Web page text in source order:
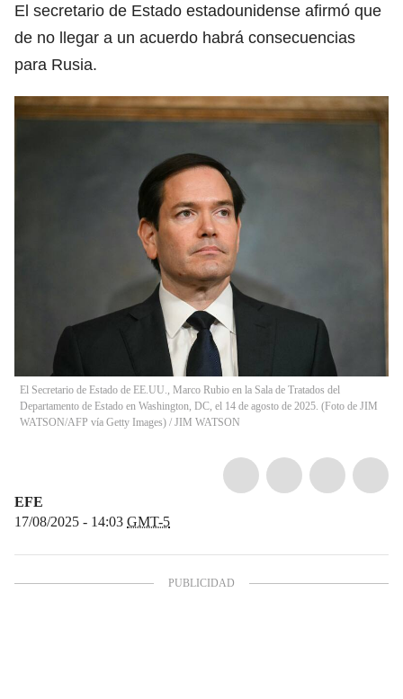
El secretario de Estado estadounidense afirmó que
de no llegar a un acuerdo habrá consecuencias
para Rusia.
El Secretario de Estado de EE.UU., Marco Rubio en la Sala de Tratados del
Departamento de Estado en Washington, DC, el 14 de agosto de 2025. (Foto de JIM
WATSON/AFP vía Getty Images) / JIM WATSON
EFE
17/08/2025 - 14:03 GMT-5